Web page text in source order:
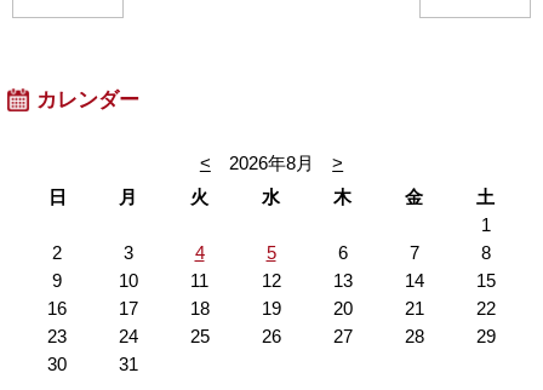
カレンダー
< 2026年8月
>
日
月 火 水 木 金
土
1
2
3 4 5 6 7
8
9
10 11 12 13 14
15
16
17 18 19 20 21
22
23
24 25 26 27 28
29
30
31